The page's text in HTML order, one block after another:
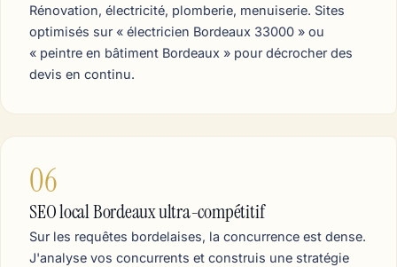
Rénovation, électricité, plomberie, menuiserie. Sites
optimisés sur « électricien Bordeaux 33000 » ou
« peintre en bâtiment Bordeaux » pour décrocher des
devis en continu.
06
SEO local Bordeaux ultra-compétitif
Sur les requêtes bordelaises, la concurrence est dense.
J'analyse vos concurrents et construis une stratégie